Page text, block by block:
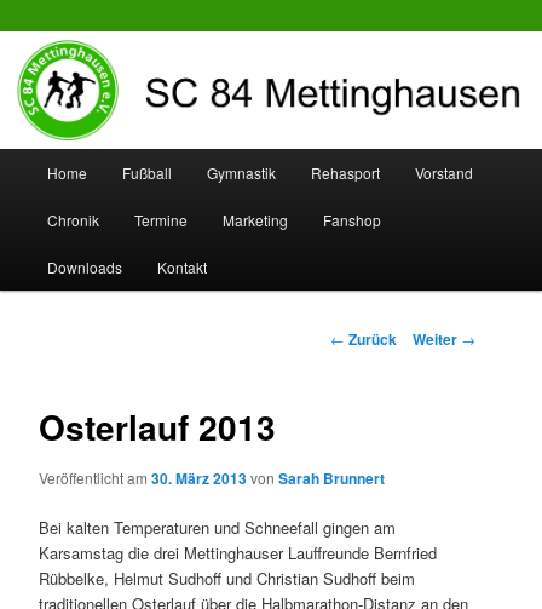
SC 84 Mettinghausen
Zum
Inhalt
wechseln
Zum
sekundären
Inhalt
Home Fußball Gymnastik Rehasport Vorstand
Chronik Termine Marketing Fanshop
Downloads Kontakt
Beitrags-
← Zurück Weiter →
Osterlauf 2013
Veröffentlicht am30. März 2013vonSarah Brunnert
Bei kalten Temperaturen und Schneefall gingen am
Karsamstag die drei Mettinghauser Lauffreunde Bernfried
Rübbelke, Helmut Sudhoff und Christian Sudhoff beim
traditionellen Osterlauf über die Halbmarathon-Distanz an den